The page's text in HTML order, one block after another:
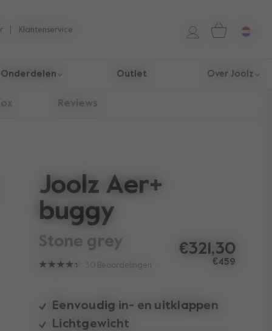
Klantenservice
Onderdelen Outlet Over Joolz
Joolz Aer+
buggy
stone grey
30 Beoordelingen
€321,30
€459
Eenvoudig in- en uitklappen
Lichtgewicht
Reviews